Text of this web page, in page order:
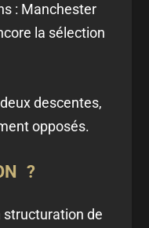
: Manchester
la sélection
descentes,
opposés.
?
structuration de